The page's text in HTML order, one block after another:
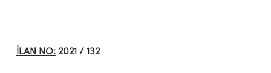
İLAN NO: 2021 / 132